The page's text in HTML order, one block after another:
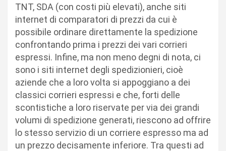
TNT, SDA (con costi più elevati), anche siti
internet di comparatori di prezzi da cui è
possibile ordinare direttamente la spedizione
confrontando prima i prezzi dei vari corrieri
espressi. Infine, ma non meno degni di nota, ci
sono i siti internet degli spedizionieri, cioè
aziende che a loro volta si appoggiano a dei
classici corrieri espressi e che, forti delle
scontistiche a loro riservate per via dei grandi
volumi di spedizione generati, riescono ad offrire
lo stesso servizio di un corriere espresso ma ad
un prezzo decisamente inferiore. Tra questi ad